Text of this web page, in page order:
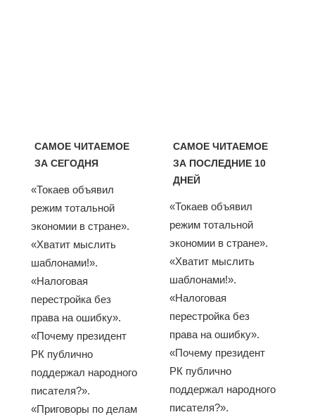
САМОЕ ЧИТАЕМОЕ
ЗА СЕГОДНЯ
«Токаев объявил
режим тотальной
экономии в стране».
«Хватит мыслить
шаблонами!».
«Налоговая
перестройка без
права на ошибку».
«Почему президент
РК публично
поддержал народного
писателя?».
«Приговоры по делам
САМОЕ ЧИТАЕМОЕ
ЗА ПОСЛЕДНИЕ 10
ДНЕЙ
«Токаев объявил
режим тотальной
экономии в стране».
«Хватит мыслить
шаблонами!».
«Налоговая
перестройка без
права на ошибку».
«Почему президент
РК публично
поддержал народного
писателя?».